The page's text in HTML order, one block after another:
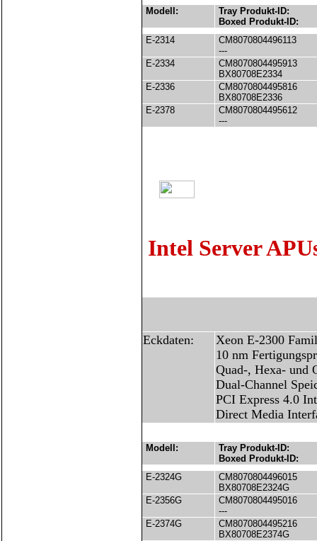
Modell:
Tray Produkt-ID:
Boxed Produkt-ID:
E-2314
CM8070804496113
---
E-2334
CM8070804495913
BX80708E2334
E-2336
CM8070804495816
BX80708E2336
E-2378
CM8070804495612
---
Intel Server
Eckdaten:
Xeon E-2300
10 nm
Quad-, Hexa- und
Dual-Channel
PCI Express 4.0
Direct Media
Modell:
Tray Produkt-ID:
Boxed Produkt-ID:
E-2324G
CM8070804496015
BX80708E2324G
E-2356G
CM8070804495016
---
E-2374G
CM8070804495216
BX80708E2374G